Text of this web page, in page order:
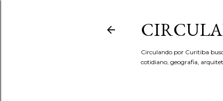
Circulando por Curitiba
cotidiano, geografia,